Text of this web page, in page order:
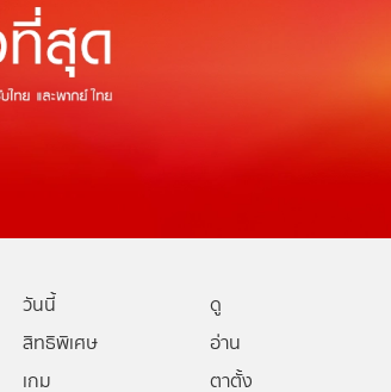
วันนี้
ดู
สิทธิพิเศษ
อ่าน
เกม
ตาตั้ง